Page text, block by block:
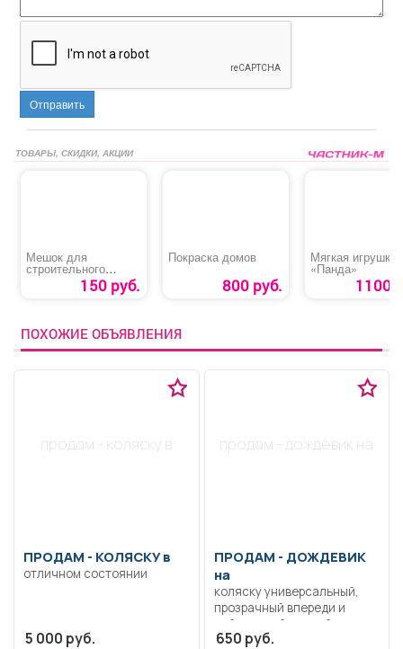
Отправить
ТОВАРЫ, СКИДКИ, АКЦИИ
Мешок для
строительного
мусора 150 руб.
Покраска домов
800 руб.
Мягкая игрушка
«Панда»
1100
ПОХОЖИЕ ОБЪЯВЛЕНИЯ
продам - коляску в
ПРОДАМ - КОЛЯСКУ в
отличном состоянии
5 000 руб.
продам - дождевик на
ПРОДАМ - ДОЖДЕВИК
на
коляску универсальный,
прозрачный впереди и
нейлоновый черный сзади,
застежка молния с 2-х
650 руб.